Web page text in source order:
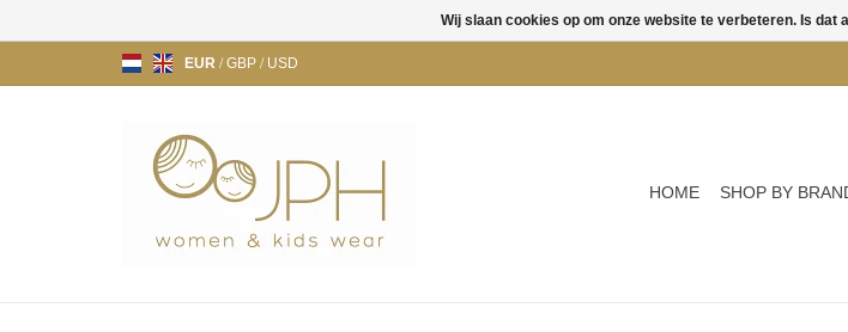
EUR/GBP/USD
HOME SHOP BY
Wij slaan cookies op om onze website te verbeteren. Is dat